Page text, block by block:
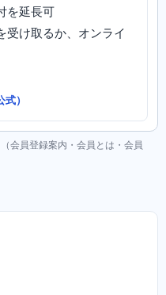
を延長可
受け取るか、オンライ
）
会員登録案内・会員とは・会員